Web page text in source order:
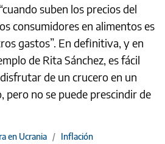
suben los precios del
consumidores en alimentos es
gastos”. En definitiva, y en
de Rita Sánchez, es fácil
de un crucero en un
no se puede prescindir de
en Ucrania / Inflación